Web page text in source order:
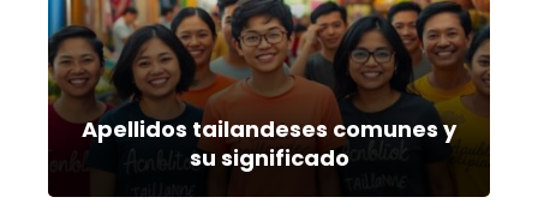
Apellidos tailandeses comunes y
su significado